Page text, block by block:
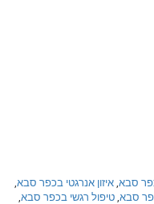
סבא, איזון אנרגטי בכפר סבא,
סבא, טיפול רגשי בכפר סבא,